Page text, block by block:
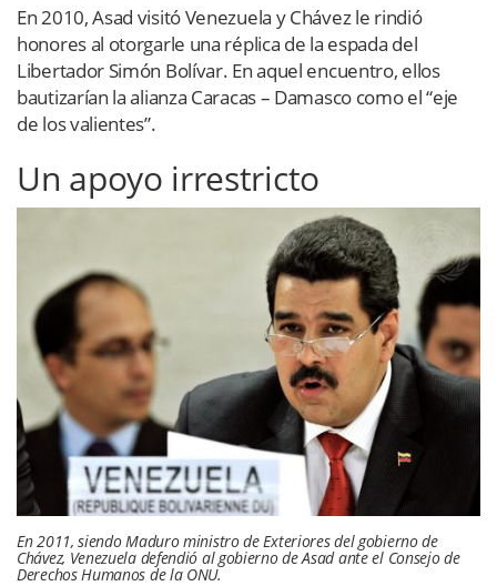
En 2010, Asad visitó Venezuela y Chávez le rindió
honores al otorgarle una réplica de la espada del
Libertador Simón Bolívar. En aquel encuentro, ellos
bautizarían la alianza Caracas – Damasco como el “eje
de los valientes”.
Un apoyo irrestricto
En 2011, siendo Maduro ministro de Exteriores del gobierno de
Chávez, Venezuela defendió al gobierno de Asad ante el Consejo de
Derechos Humanos de la ONU.